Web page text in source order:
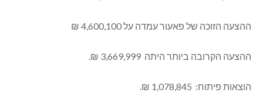
ההצעה הזוכה של פאעור עמדה על 4,600,100 ₪
ההצעה הקרובה ביותר היתה 3,669,999 ₪.
הוצאות פיתוח: 1,078,845 ₪.